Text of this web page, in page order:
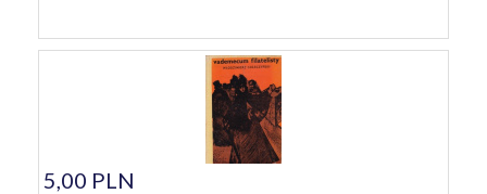
5,00 PLN